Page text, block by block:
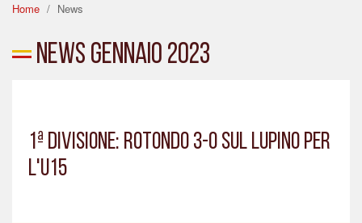
Home
News
News Gennaio 2023
1ª DIVISIONE: ROTONDO 3-0 SUL LUPINO PER
L'U15